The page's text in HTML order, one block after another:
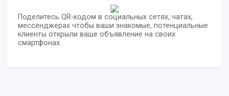
Поделитесь QR-кодом в социальных сетях, чатах,
мессенджерах чтобы ваши знакомые, потенциальные
клиенты открыли ваше объявление на своих
смартфонах.